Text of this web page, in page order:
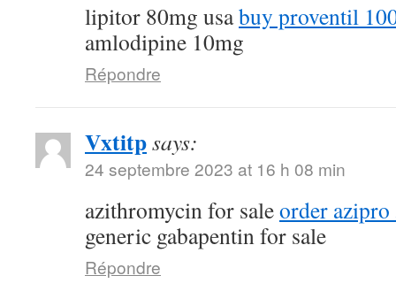
lipitor 80mg usabuy proventil
amlodipine 10mg
Répondre
Vxtitpsays:
24 septembre 2023 at 16 h 08 min
azithromycin for saleorder
generic gabapentin for sale
Répondre